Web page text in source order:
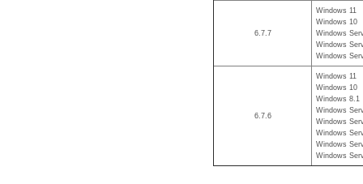
6.7.7
Windows 11
Windows 10
Windows
Windows
Windows
6.7.6
Windows 11
Windows 10
Windows 8.1
Windows
Windows
Windows
Windows
Windows